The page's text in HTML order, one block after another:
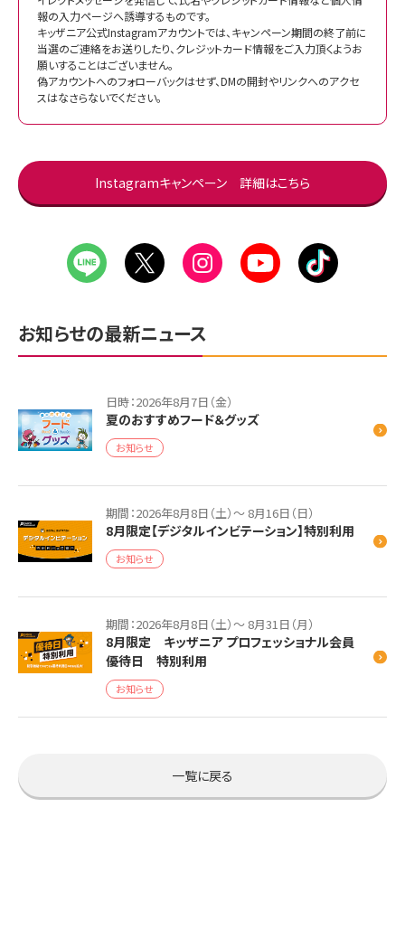
報の入力ページへ誘導するものです。
キッザニア公式Instagramアカウントでは、キャンペーン期間の終了前に
当選のご連絡をお送りしたり、クレジットカード情報をご入力頂くようお
願いすることはございません。
⁡偽アカウントへのフォローバックはせず、DMの開封やリンクへのアクセ
スはなさらないでください。
Instagramキャンペーン 詳細はこちら
お知らせの最新ニュース
日時：2026年8月7日（金）
夏のおすすめフード＆グッズ
お知らせ
期間：2026年8月8日（土）～ 8月16日（日）
8月限定【デジタルインビテーション】特別利用
お知らせ
期間：2026年8月8日（土）～ 8月31日（月）
8月限定 キッザニア プロフェッショナル会員
優待日 特別利用
お知らせ
一覧に戻る